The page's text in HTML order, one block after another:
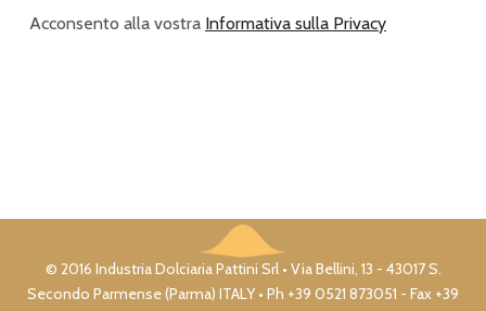
Acconsento alla vostra Informativa sulla Privacy
© 2016 Industria Dolciaria Pattini Srl • Via Bellini, 13 - 43017 S.
Secondo Parmense (Parma) ITALY • Ph +39 0521 873051 - Fax +39